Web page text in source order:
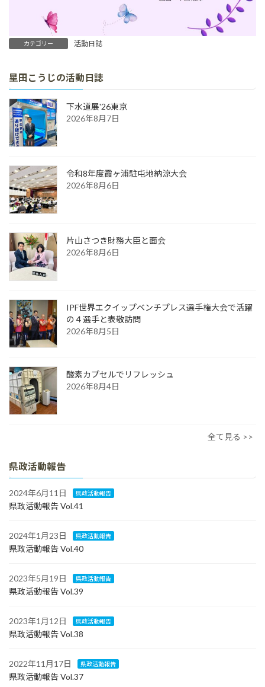
カテゴリー 活動日誌
星田こうじの活動日誌
下水道展'26東京
2026年8月7日
令和8年度霞ヶ浦駐屯地納涼大会
2026年8月6日
片山さつき財務大臣と面会
2026年8月6日
IPF世界エクイップベンチプレス選手権大会で活躍
の４選手と表敬訪問
2026年8月5日
酸素カプセルでリフレッシュ
2026年8月4日
全て見る >>
県政活動報告
2024年6月11日 県政活動報告
県政活動報告 Vol.41
2024年1月23日 県政活動報告
県政活動報告 Vol.40
2023年5月19日 県政活動報告
県政活動報告 Vol.39
2023年1月12日 県政活動報告
県政活動報告 Vol.38
2022年11月17日 県政活動報告
県政活動報告 Vol.37